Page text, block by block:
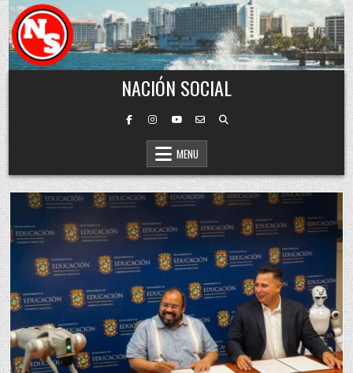
Skip to content
NACIÓN SOCIAL
MENU